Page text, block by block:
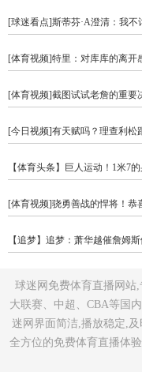
[球迷看点]斯蒂芬·A澄清：我
[体育视频]特里：对库库的离开
[体育视频]截图试试老詹的重要
[今日视频]有天赋吗？理查利松
【体育头条】巨人运动！1米7
[体育视频]骁勇善战的悍将！恭
【追梦】追梦：萧华越催詹姆
球迷网免费体育直播网站
大联赛、中超、CBA等国
迷网界面简洁,播放稳定,
全方位的免费体育直播体